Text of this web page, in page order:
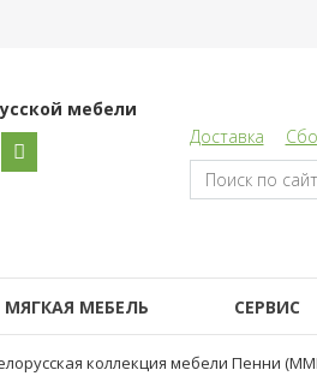
мебели
Доставка
МЯГКАЯ МЕБЕЛЬ СЕРВИС
коллекция мебели Пенни